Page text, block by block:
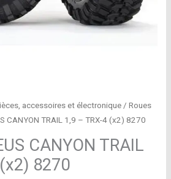
accessoires et électronique /Roues
CANYON TRAIL 1,9 – TRX-4 (x2) 8270
CANYON TRAIL
8270